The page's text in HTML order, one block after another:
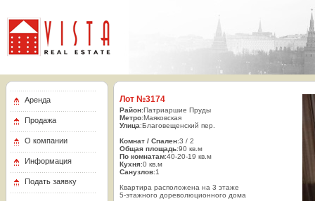
Аренда
Продажа
О компании
Информация
Подать заявку
Лот №3174
Район:Патриаршие Пруды
Метро:Маяковская
Улица:Благовещенский пер.
Комнат / Спален:3 / 2
Общая площадь:90 кв.м
По комнатам:40-20-19 кв.м
Кухня:0 кв.м
Санузлов:1
Квартира расположена на 3 этаже
5-этажного дореволюционного дома